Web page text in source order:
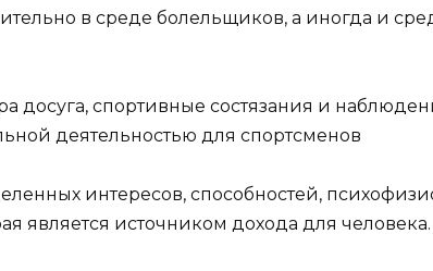
в среде болельщиков, а иногда и
досуга, спортивные состязания и
деятельностью для спортсменов
интересов, способностей,
является источником дохода для